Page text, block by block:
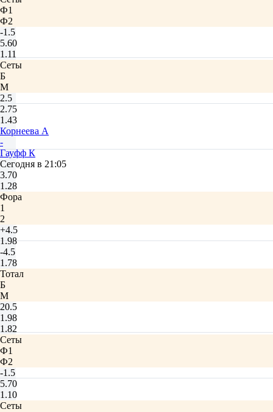
Ф1
Ф2
-1.5
5.60
1.11
Сеты
Б
М
2.5
2.75
1.43
Корнеева А
-
Гауфф К
Сегодня в 21:05
3.70
1.28
Фора
1
2
+4.5
1.98
-4.5
1.78
Тотал
Б
М
20.5
1.98
1.82
Сеты
Ф1
Ф2
-1.5
5.70
1.10
Сеты